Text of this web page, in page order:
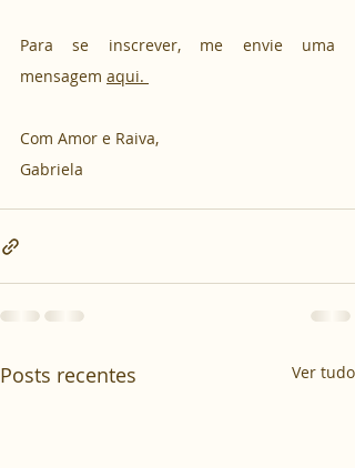
Para se inscrever, me envie uma
mensagem aqui.
Com Amor e Raiva,
Gabriela
Posts recentes Ver tudo